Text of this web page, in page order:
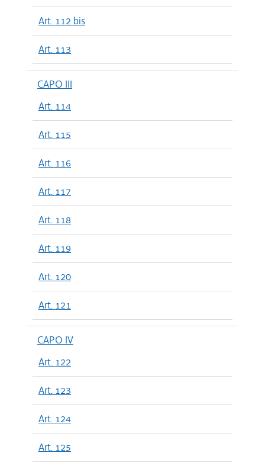
Art. 112 bis
Art. 113
CAPO III
Art. 114
Art. 115
Art. 116
Art. 117
Art. 118
Art. 119
Art. 120
Art. 121
CAPO IV
Art. 122
Art. 123
Art. 124
Art. 125